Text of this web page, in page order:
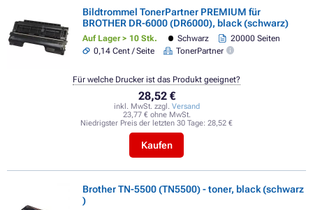
Bildtrommel TonerPartner PREMIUM für
BROTHER DR-6000 (DR6000), black (schwarz)
Auf Lager > 10 Stk. Schwarz
20000 Seiten
0,14 Cent / Seite
TonerPartner
28,52 €
inkl. MwSt. zzgl. Versand
23,77 € ohne MwSt.
Niedrigster Preis der letzten 30 Tage: 28,52 €
Kaufen
Für welche Drucker ist das Produkt geeignet?
Brother TN-5500 (TN5500) - toner, black (schwarz
)